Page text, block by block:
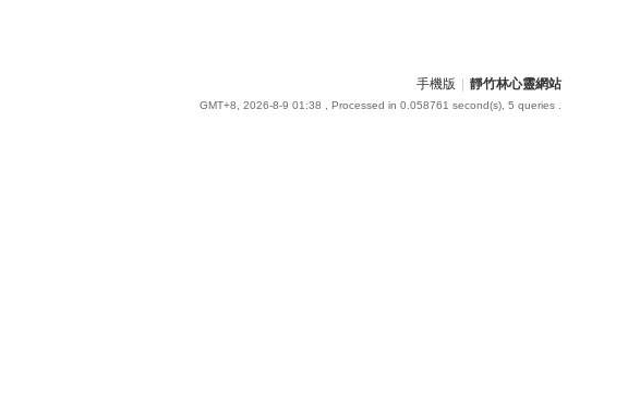
手機版 靜竹林心靈網站
GMT+8, 2026-8-9 01:38 , Processed in 0.058761 second(s), 5 queries .